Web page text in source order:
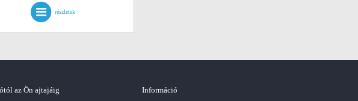
részletek
az Ön ajtajáig Információ